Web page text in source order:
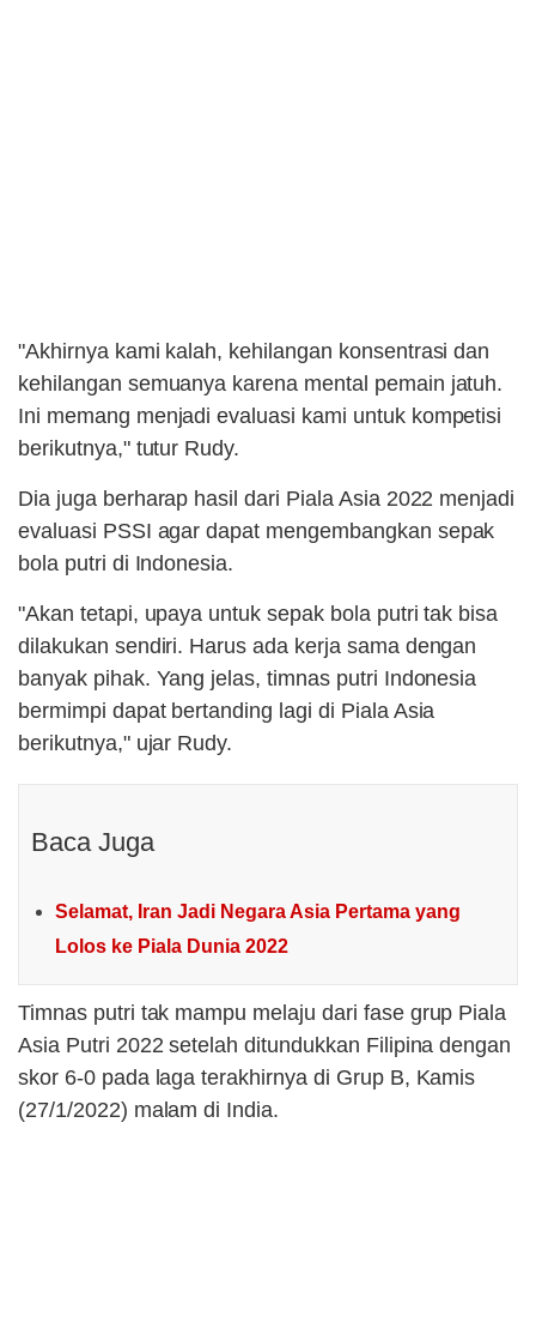
"Akhirnya kami kalah, kehilangan konsentrasi dan
kehilangan semuanya karena mental pemain jatuh.
Ini memang menjadi evaluasi kami untuk kompetisi
berikutnya," tutur Rudy.
Dia juga berharap hasil dari Piala Asia 2022 menjadi
evaluasi PSSI agar dapat mengembangkan sepak
bola putri di Indonesia.
"Akan tetapi, upaya untuk sepak bola putri tak bisa
dilakukan sendiri. Harus ada kerja sama dengan
banyak pihak. Yang jelas, timnas putri Indonesia
bermimpi dapat bertanding lagi di Piala Asia
berikutnya," ujar Rudy.
Baca Juga
Selamat, Iran Jadi Negara Asia Pertama yang
Lolos ke Piala Dunia 2022
Timnas putri tak mampu melaju dari fase grup Piala
Asia Putri 2022 setelah ditundukkan Filipina dengan
skor 6-0 pada laga terakhirnya di Grup B, Kamis
(27/1/2022) malam di India.